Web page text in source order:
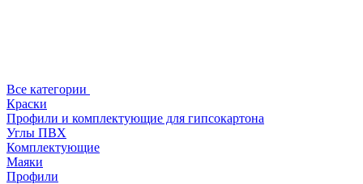
Все категории
Краски
Профили и комплектующие для гипсокартона
Углы ПВХ
Комплектующие
Маяки
Профили